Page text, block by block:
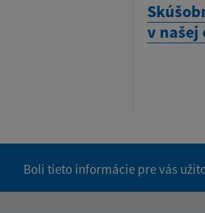
v našej
Boli tieto informácie pre vás